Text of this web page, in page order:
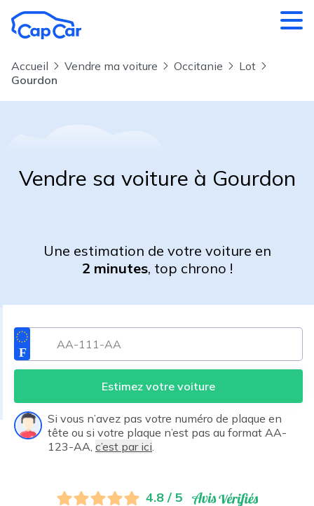
Accueil Vendre ma voiture Occitanie
Lot
Gourdon
Vendre sa voiture à Gourdon
Une estimation de votre voiture en
2 minutes, top chrono !
Estimez votre voiture
Si vous n’avez pas votre numéro de plaque en
tête ou si votre plaque n’est pas au format AA-
123-AA, c’est par ici
4.8 / 5